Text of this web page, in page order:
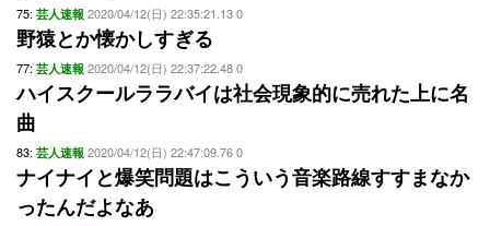
75: 芸人速報 2020/04/12(日) 22:35:21.13 0
野猿とか懐かしすぎる
77: 芸人速報 2020/04/12(日) 22:37:22.48 0
ハイスクールララバイは社会現象的に売れた上に名
曲
83: 芸人速報 2020/04/12(日) 22:47:09.76 0
ナイナイと爆笑問題はこういう音楽路線すすまなか
ったんだよなあ